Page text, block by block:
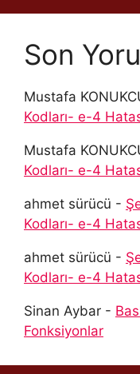
Son
Mustafa
Kodları- e-4
Mustafa
Kodları- e-4
ahmet sürücü -
Kodları- e-4
ahmet sürücü -
Kodları- e-4
Sinan Aybar -
Fonksiyonlar